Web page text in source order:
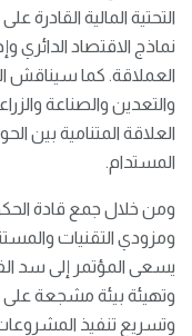
التحتية المالية القادرة
نماذج الاقتصاد الدائري
العملاقة. كما سيناقش
والتعدين والصناعة
العلاقة المتنامية بين
المستدام.
ومن خلال جمع قادة
ومزودي التقنيات
يسعى المؤتمر إلى سد
وتهيئة بيئة مشجعة على
وتسريع تنفيذ